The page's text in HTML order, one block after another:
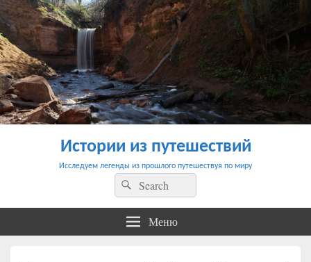
Истории из путешествий
Исследуем легенды из прошлого путешествуя по миру
Найти:Поиск
Меню